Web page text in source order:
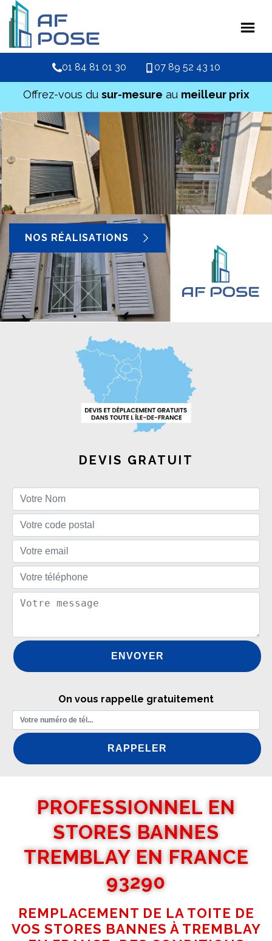
01 84 81 01 30 07 89 52 43 10
Offrez-vous du sur-mesure au meilleur prix
NOS RÉALISATIONS
DEVIS GRATUIT
On vous rappelle gratuitement
PROFESSIONNEL EN
STORES BANNES
TREMBLAY EN FRANCE
93290
REMPLACEMENT DE LA TOITE DE
VOS STORES BANNES À TREMBLAY